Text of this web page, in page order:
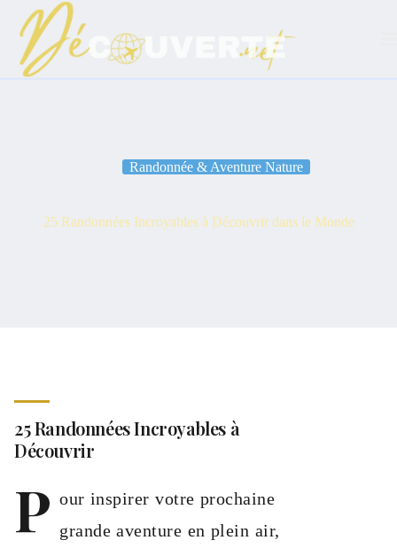
contenu
Randonnée & Aventure Nature
25 Randonnées Incroyables à Découvrir dans le Monde
25 Randonnées Incroyables à
Découvrir
P our inspirer votre prochaine
grande aventure en plein air,